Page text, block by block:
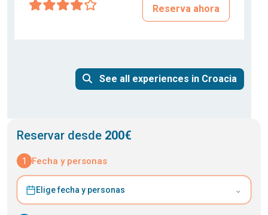
Reserva ahora
See all experiences in Croacia
Reservar desde 200€
1 Fecha y personas
Elige fecha y personas ⌄